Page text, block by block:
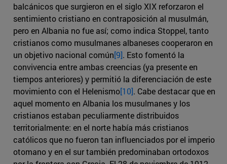
balcánicos que surgieron en el siglo XIX reforzaron el
sentimiento cristiano en contraposición al musulmán,
pero en Albania no fue así; como indica Stoppel, tanto
cristianos como musulmanes albaneses cooperaron en
un objetivo nacional común[9]. Esto fomentó la
convivencia entre ambas creencias (ya presente en
tiempos anteriores) y permitió la diferenciación de este
movimiento con el Helenismo[10]. Cabe destacar que en
aquel momento en Albania los musulmanes y los
cristianos estaban peculiarmente distribuidos
territorialmente: en el norte había más cristianos
católicos que no fueron tan influenciados por el imperio
otomano y en el sur también predominaban ortodoxos